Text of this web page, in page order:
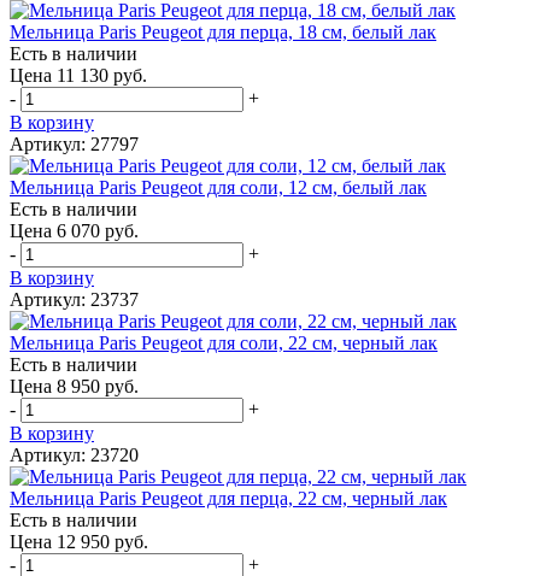
Мельница Paris Peugeot для перца, 18 см, белый лак
Есть в наличии
Цена 11 130 руб.
-
+
В корзину
Артикул: 27797
Мельница Paris Peugeot для соли, 12 см, белый лак
Есть в наличии
Цена 6 070 руб.
-
+
В корзину
Артикул: 23737
Мельница Paris Peugeot для соли, 22 см, черный лак
Есть в наличии
Цена 8 950 руб.
-
+
В корзину
Артикул: 23720
Мельница Paris Peugeot для перца, 22 см, черный лак
Есть в наличии
Цена 12 950 руб.
-
+